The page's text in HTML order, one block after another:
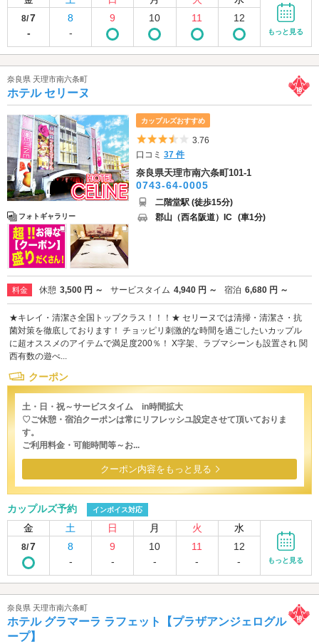
8/7
-
8
-
9 10 11 12
もっと見る
奈良県 天理市南六条町
ホテル セリーヌ
フォトギャラリー
カップルズおすすめ
5つ星のうち3.5
3.76
口コミ37 件
奈良県天理市南六条町101-1
0743-64-0005
二階堂駅 (徒歩15分)
郡山（西名阪道）IC (車1分)
料金 休憩 3,500 円 ～ サービスタイム 4,940 円 ～ 宿泊 6,680 円 ～
★キレイ・清潔さ全国トップクラス！！！★ セリーヌでは清掃・清潔さ・抗
菌対策を徹底しております！ チョッピリ刺激的な時間を過ごしたいカップル
に超オススメのアイテムで満足度200％！ X字架、ラブマシーンも設置され 関
西有数の遊べ...
クーポン
土・日・祝～サービスタイム in時間拡大
♡ご休憩・宿泊クーポンは常にリフレッシユ設定させて頂いておりま
す。
ご利用料金・可能時間等～お...
クーポン内容をもっと見る
カップルズ予約 インボイス対応
金 土 日 月 火 水
8/7
8
-
9
-
10
-
11
-
12
-
もっと見る
奈良県 天理市南六条町
ホテル グラマーラ ラフェット【プラザアンジェログル
ープ】